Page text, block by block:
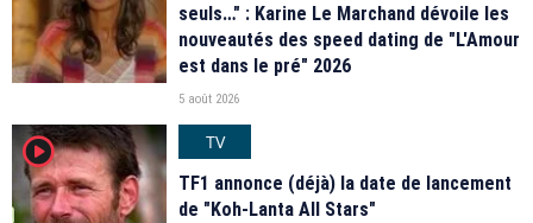
seuls…" : Karine Le Marchand dévoile les
nouveautés des speed dating de "L'Amour
est dans le pré" 2026
5 août 2026
player2
TV
TF1 annonce (déjà) la date de lancement
de "Koh-Lanta All Stars"